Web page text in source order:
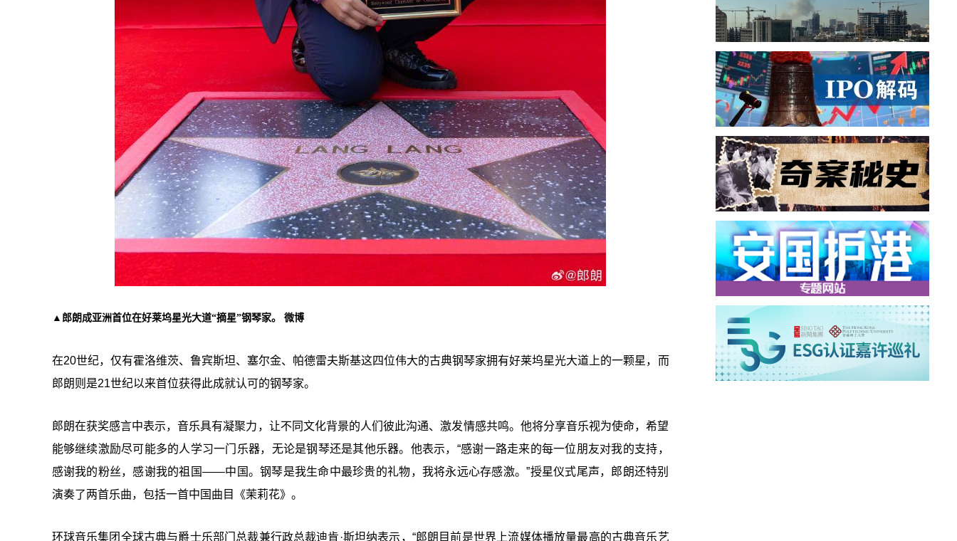
▲郎朗成亚洲首位在好莱坞星光大道“摘星”钢琴家。 微博
在20世纪，仅有霍洛维茨、鲁宾斯坦、塞尔金、帕德雷夫斯基这四位伟大的古典钢琴家拥有好莱坞星光大道上的一颗星，而
郎朗则是21世纪以来首位获得此成就认可的钢琴家。
郎朗在获奖感言中表示，音乐具有凝聚力，让不同文化背景的人们彼此沟通、激发情感共鸣。他将分享音乐视为使命，希望
能够继续激励尽可能多的人学习一门乐器，无论是钢琴还是其他乐器。他表示，“感谢一路走来的每一位朋友对我的支持，
感谢我的粉丝，感谢我的祖国——中国。钢琴是我生命中最珍贵的礼物，我将永远心存感激。”授星仪式尾声，郎朗还特别
演奏了两首乐曲，包括一首中国曲目《茉莉花》。
环球音乐集团全球古典与爵士乐部门总裁兼行政总裁迪肯·斯坦纳表示，“郎朗目前是世界上流媒体播放量最高的古典音乐艺